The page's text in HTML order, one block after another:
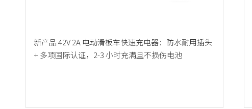
新产品 42V 2A 电动滑板车快速充电器：防水耐用插头
+ 多项国际认证，2-3 小时充满且不损伤电池